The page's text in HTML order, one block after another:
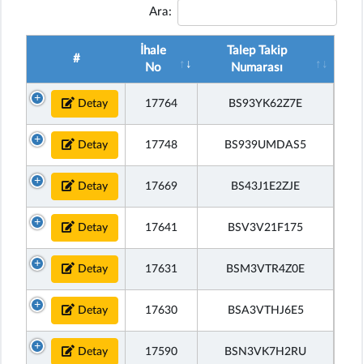
Ara:
#
İhale
No
Talep Takip
Numarası
Detay 17764 BS93YK62Z7E
Detay 17748 BS939UMDAS5
Detay 17669 BS43J1E2ZJE
Detay 17641 BSV3V21F175
Detay 17631 BSM3VTR4Z0E
Detay 17630 BSA3VTHJ6E5
Detay 17590 BSN3VK7H2RU